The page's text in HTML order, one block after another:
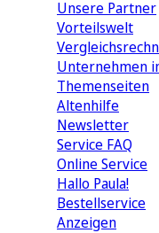
Unsere Partner
Vorteilswelt
Unternehmen
Themenseiten
Altenhilfe
Newsletter
Service FAQ
Online Service
Hallo Paula!
Bestellservice
Anzeigen